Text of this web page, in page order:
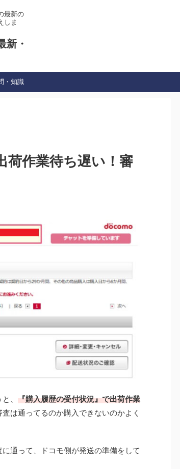
最新の
しま
新・
・知識
荷作業待ち遅い！審
、 『購入履歴の受付状況』で出荷作業
査は通ってるのか購入できないのかよく
通って、ドコモ側が発送の準備をして